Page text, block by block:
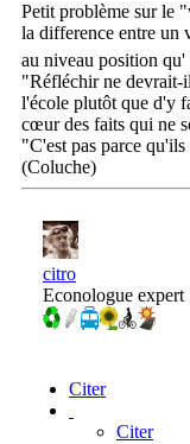
Petit problème sur le
la difference entre un
au niveau position qu'
"Réfléchir ne devrait-
l'école plutôt que d'y
cœur des faits qui ne
"C'est pas parce
(Coluche)
citro
Econologue expert
Citer
Citer